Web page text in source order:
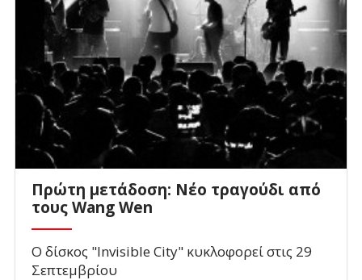
Πρώτη μετάδοση: Νέο τραγούδι από
τους Wang Wen
Ο δίσκος "Invisible City" κυκλοφορεί στις 29
Σεπτεμβρίου